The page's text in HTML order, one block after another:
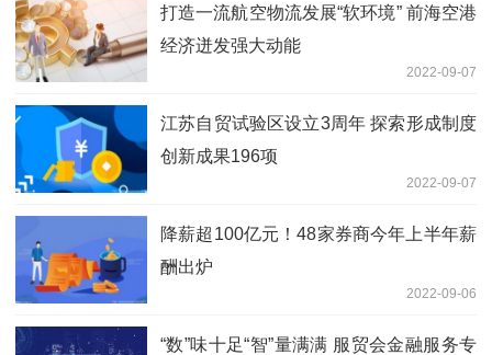
打造一流航空物流发展“软环境” 前海空港
经济迸发强大动能
2022-09-07
江苏自贸试验区设立3周年 探索形成制度
创新成果196项
2022-09-07
降薪超100亿元！48家券商今年上半年薪
酬出炉
2022-09-06
“数”味十足“智”量满满 服贸会金融服务专